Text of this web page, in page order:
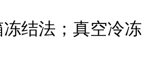
结法；真空冷冻